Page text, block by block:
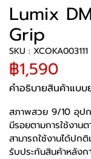
Lumix
Grip
SKU :
฿1,590
คำอธิบายสินค้าแบบ
สภาพสวย 9/10 อุป
มีรอยตามการใช้งาน
สามารถใช้งานได้ปกติ
รับประกันสินค้าหลังก